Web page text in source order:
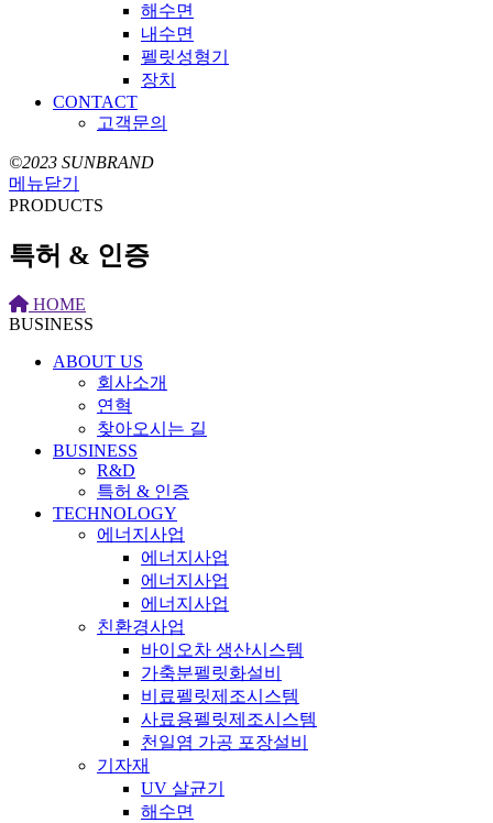
해수면
내수면
펠릿성형기
장치
CONTACT
고객문의
©2023 SUNBRAND
메뉴닫기
PRODUCTS
특허 & 인증
HOME
BUSINESS
ABOUT US
회사소개
연혁
찾아오시는 길
BUSINESS
R&D
특허 & 인증
TECHNOLOGY
에너지사업
에너지사업
에너지사업
에너지사업
친환경사업
바이오차 생산시스템
가축분펠릿화설비
비료펠릿제조시스템
사료용펠릿제조시스템
천일염 가공 포장설비
기자재
UV 살균기
해수면